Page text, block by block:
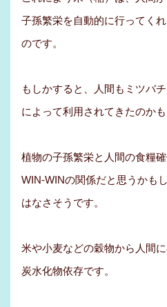
子孫繁栄を自動的に行ってく
のです。
もしかすると、人間もミツバ
によって利用されてきたのかも
植物の子孫繁栄と人間の食糧
WIN-WINの関係だと思うかも
はなさそうです。
米や小麦などの穀物から人間
炭水化物依存です。